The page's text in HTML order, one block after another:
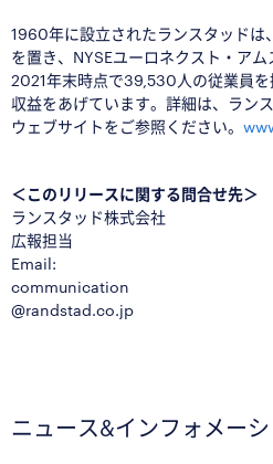
1960年に設立されたランスタッドは
を置き、NYSEユーロネクスト・アム
2021年末時点で39,530人の従業員
収益をあげています。詳細は、ラン
ウェブサイトをご参照ください。
＜このリリースに関する問合せ先＞
ランスタッド株式会社
広報担当
Email:
communication
@randstad.co.jp
ニュース&インフォメー